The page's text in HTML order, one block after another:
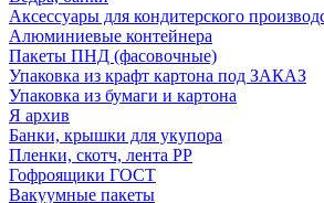
Аксессуары для кондитерского
Алюминиевые контейнера
Пакеты ПНД (фасовочные)
Упаковка из крафт картона под ЗАКАЗ
Упаковка из бумаги и картона
Я архив
Банки, крышки для укупора
Пленки, скотч, лента РР
Гофроящики ГОСТ
Вакуумные пакеты